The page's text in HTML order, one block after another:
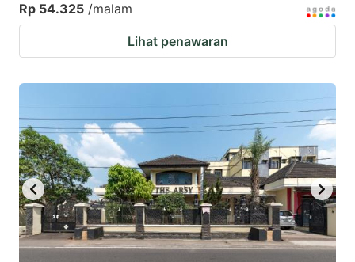
Rp 54.325 /malam
Lihat penawaran